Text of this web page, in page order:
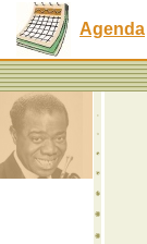
Agenda